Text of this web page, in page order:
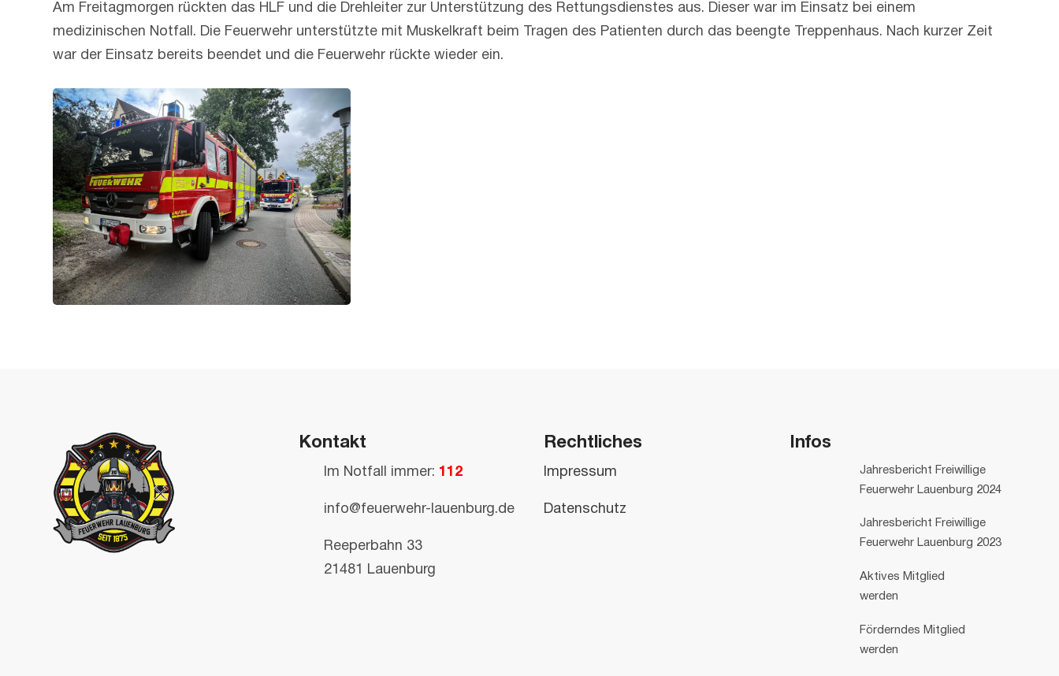
Am Freitagmorgen rückten das HLF und die Drehleiter zur Unterstützung des Rettungsdienstes aus. Dieser war im Einsatz bei einem
medizinischen Notfall. Die Feuerwehr unterstützte mit Muskelkraft beim Tragen des Patienten durch das beengte Treppenhaus. Nach kurzer Zeit
war der Einsatz bereits beendet und die Feuerwehr rückte wieder ein.
Kontakt
Im Notfall immer: 112
info@feuerwehr-lauenburg.de
Reeperbahn 33
21481 Lauenburg
Rechtliches
Impressum
Datenschutz
Infos
Jahresbericht Freiwillige
Feuerwehr Lauenburg 2024
Jahresbericht Freiwillige
Feuerwehr Lauenburg 2023
Aktives Mitglied
werden
Förderndes Mitglied
werden